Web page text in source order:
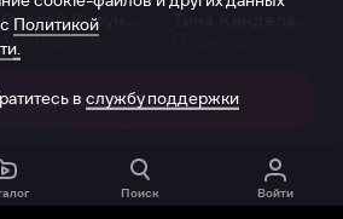
Актёр дубляжа
в приложении
Поиск Войти
Политикой
в службу поддержки